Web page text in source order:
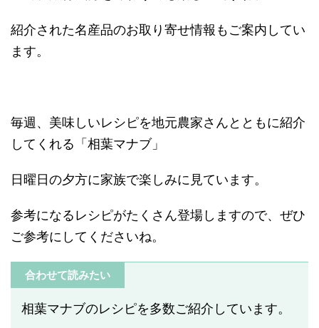
紹介された名産品のお取り寄せ情報もご案内してい
ます。
毎週、美味しいレシピを地元農家さんとともに紹介
してくれる「相葉マナブ」
日曜日の夕方に家族で楽しみに見ています。
参考になるレシピがたくさん登場しますので、ぜひ
ご参考にしてくださいね。
合わせて読みたい
相葉マナブのレシピを多数ご紹介しています。